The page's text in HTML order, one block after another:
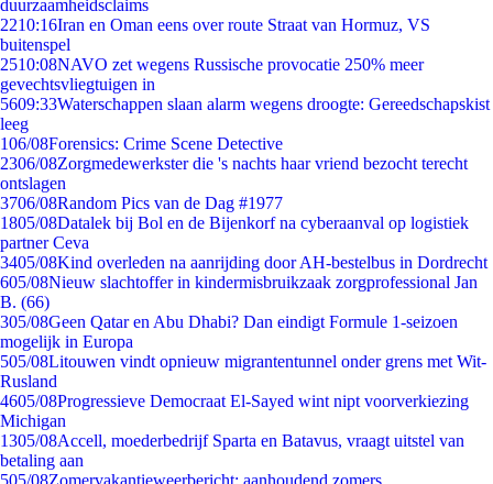
duurzaamheidsclaims
2210:16Iran en Oman eens over route Straat van Hormuz, VS
buitenspel
2510:08NAVO zet wegens Russische provocatie 250% meer
gevechtsvliegtuigen in
5609:33Waterschappen slaan alarm wegens droogte: Gereedschapskist
leeg
106/08Forensics: Crime Scene Detective
2306/08Zorgmedewerkster die 's nachts haar vriend bezocht terecht
ontslagen
3706/08Random Pics van de Dag #1977
1805/08Datalek bij Bol en de Bijenkorf na cyberaanval op logistiek
partner Ceva
3405/08Kind overleden na aanrijding door AH-bestelbus in Dordrecht
605/08Nieuw slachtoffer in kindermisbruikzaak zorgprofessional Jan
B. (66)
305/08Geen Qatar en Abu Dhabi? Dan eindigt Formule 1-seizoen
mogelijk in Europa
505/08Litouwen vindt opnieuw migrantentunnel onder grens met Wit-
Rusland
4605/08Progressieve Democraat El-Sayed wint nipt voorverkiezing
Michigan
1305/08Accell, moederbedrijf Sparta en Batavus, vraagt uitstel van
betaling aan
505/08Zomervakantieweerbericht: aanhoudend zomers